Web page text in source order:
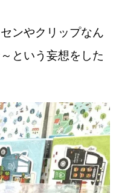
ンやクリップなん
という妄想をした